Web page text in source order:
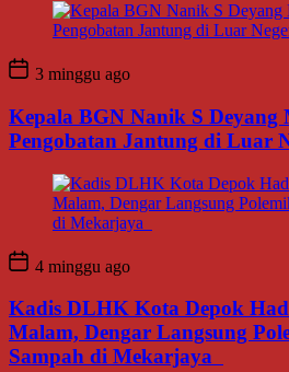
3 minggu ago
Kepala BGN Nanik S Deyang
Pengobatan Jantung di Luar
4 minggu ago
Kadis DLHK Kota Depok
Malam, Dengar Langsung
Sampah di Mekarjaya